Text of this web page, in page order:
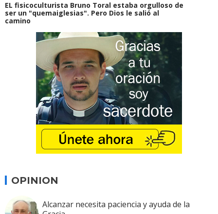
EL fisicoculturista Bruno Toral estaba orgulloso de
ser un "quemaiglesias". Pero Dios le salió al
camino
OPINION
Alcanzar necesita paciencia y ayuda de la